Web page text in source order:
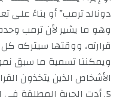
دونالد ترمب” أو بناءً على
وهو ما يشير لأن ترمب
قرارته، ووقتها سيتركه
ويمكننا تسمية ما سبق
الأشخاص الذين يتخذون